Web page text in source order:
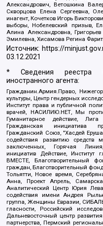
Александрович, Ветошкина
Скворцова Елена Сергеевна,
инагент, Кочетков Игорь
выборы, Нобелевский призыв,
Алина Александровна,
Эмилевна, Хисамова Регина
Источник: https://
03.12.2021
* Сведения реестра
иностранного агента:
Гражданин.Армия.Право,
культуры, Центр гендерных
Институт права и публичной
врачей, НАСИЛИЮ.НЕТ, Мы
Гуманитарное действие,
Гражданская инициатива
Гражданский Союз, "Хасдей
содействия развитию
заключенных, Горячая
инициатив Действие, Институт
ВМЕСТЕ, Благотворительный
граждан, Благотворительный
Тольятти, Новое время,
Анна, Проект Апрель,
Аналитический Центр Юрия
содействия имени Андрея
группа, Женщины Евразии,
гласности, Российский
Дальневосточный центр
партнерства, Пермский